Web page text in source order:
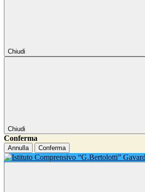
Chiudi
Chiudi
Conferma
Annulla Conferma